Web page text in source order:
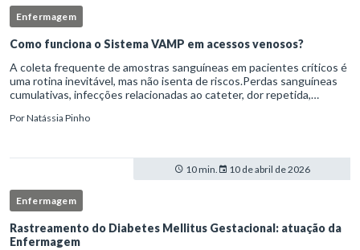
Enfermagem
Como funciona o Sistema VAMP em acessos venosos?
A coleta frequente de amostras sanguíneas em pacientes críticos é
uma rotina inevitável, mas não isenta de riscos.Perdas sanguíneas
cumulativas, infecções relacionadas ao cateter, dor repetida,
PorNatássia Pinho
10 min. 10 de abril de 2026
Enfermagem
Rastreamento do Diabetes Mellitus Gestacional: atuação da
Enfermagem